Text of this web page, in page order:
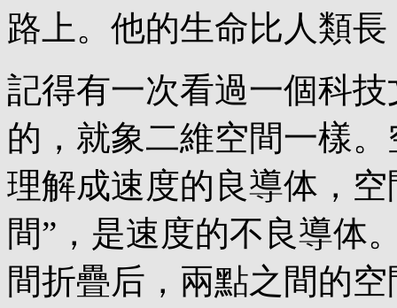
路上。他的生命比人類
記得有一次看過一個科
的，就象二維空間一樣
理解成速度的良導体，
間”，是速度的不良導体
間折疊后，兩點之間的